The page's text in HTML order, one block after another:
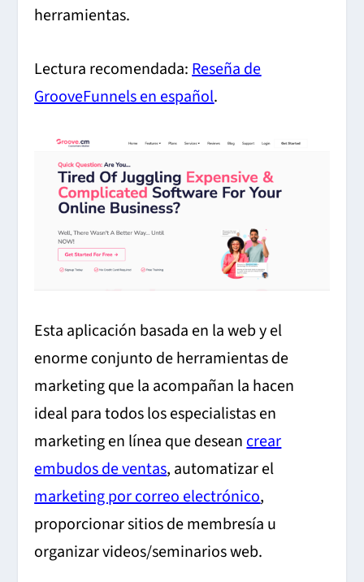
herramientas.
Lectura recomendada:Reseña de
GrooveFunnels en español.
Esta aplicación basada en la web y el
enorme conjunto de herramientas de
marketing que la acompañan la hacen
ideal para todos los especialistas en
marketing en línea que deseancrear
embudos de ventas, automatizar el
marketing por correo electrónico,
proporcionar sitios de membresía u
organizar videos/seminarios web.